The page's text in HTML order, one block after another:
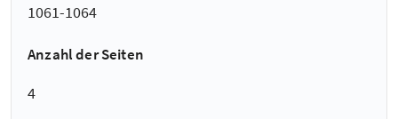
1061-1064
Anzahl der Seiten
4